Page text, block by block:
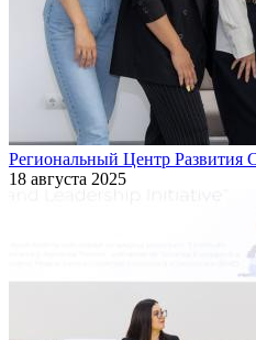
Региональный Центр Развития
18 августа 2025